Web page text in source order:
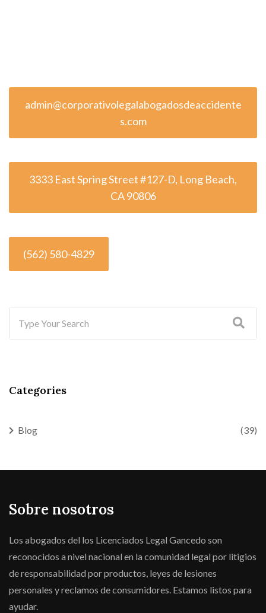
admin@corporativolegalabogadosdeaccidente
s.com
3333 East Spring Street #127-D, Long Beach,
CA 90806
(562) 580-4829
Categories
Blog (39)
Sobre nosotros
Los abogados del los Licenciados Legal Gancedo son
reconocidos a nivel nacional en la comunidad legal por litigios
de responsabilidad por productos, leyes de lesiones
personales y reclamos de consumidores. Estamos listos para
ayudar.